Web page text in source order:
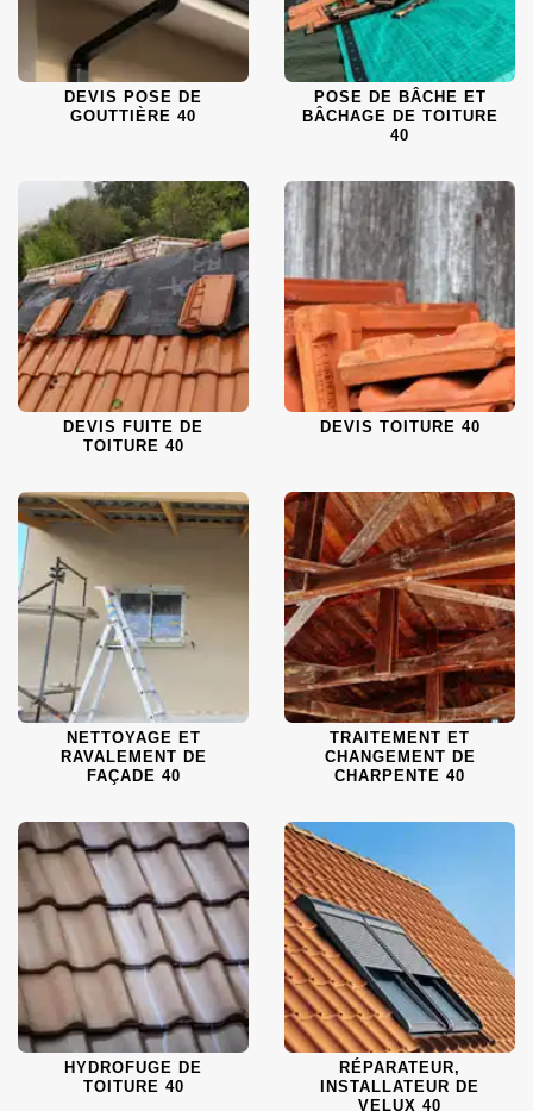
DEVIS POSE DE
GOUTTIÈRE 40
POSE DE BÂCHE ET
BÂCHAGE DE TOITURE
40
DEVIS FUITE DE
TOITURE 40
DEVIS TOITURE 40
NETTOYAGE ET
RAVALEMENT DE
FAÇADE 40
TRAITEMENT ET
CHANGEMENT DE
CHARPENTE 40
HYDROFUGE DE
TOITURE 40
RÉPARATEUR,
INSTALLATEUR DE
VELUX 40